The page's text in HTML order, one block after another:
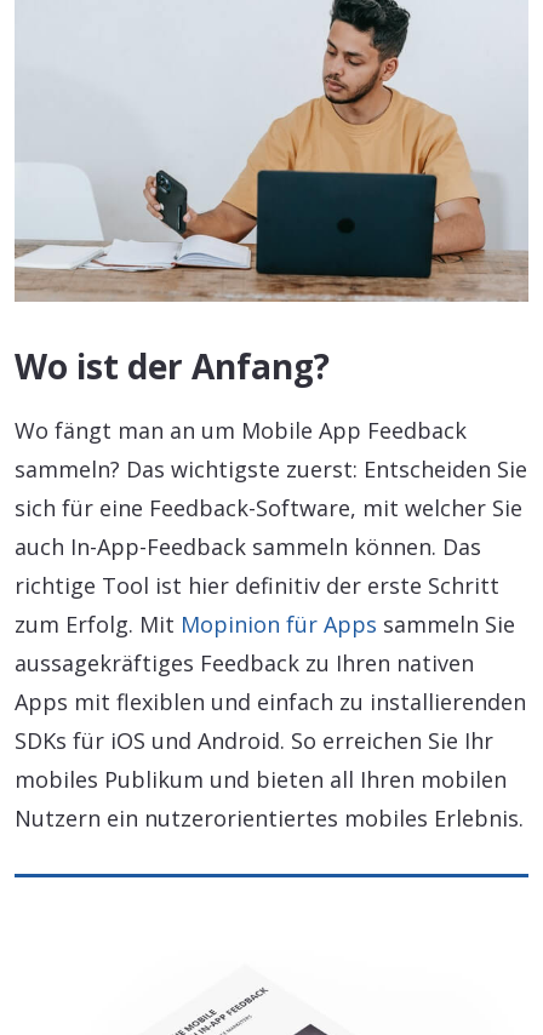
Wo ist der Anfang?
Wo fängt man an um Mobile App Feedback
sammeln? Das wichtigste zuerst: Entscheiden Sie
sich für eine Feedback-Software, mit welcher Sie
auch In-App-Feedback sammeln können. Das
richtige Tool ist hier definitiv der erste Schritt
zum Erfolg. Mit Mopinion für Apps sammeln Sie
aussagekräftiges Feedback zu Ihren nativen
Apps mit flexiblen und einfach zu installierenden
SDKs für iOS und Android. So erreichen Sie Ihr
mobiles Publikum und bieten all Ihren mobilen
Nutzern ein nutzerorientiertes mobiles Erlebnis.